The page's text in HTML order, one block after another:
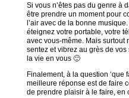
Si vous n’êtes pas du genre à
être prendre un moment pour
l’air avec de la bonne
éteignez votre portable, votre
avec vous-même. Mais surtout
sentez et vibrez au grès de
la vie en vous 🙂
Finalement, à la question ‘que
meilleure réponse est de faire
de prendre plaisir à le faire, en